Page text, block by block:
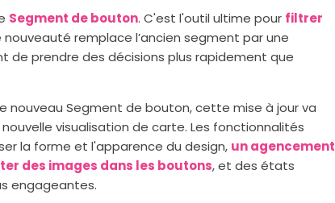
Segment de bouton. C'est l'outil ultime pour filtrer
remplace l’ancien segment par une
prendre des décisions plus rapidement que
nouveau Segment de bouton, cette mise à jour va
visualisation de carte. Les fonctionnalités
la forme et l'apparence du design, un agencement
des images dans les boutons, et des états
engageantes.